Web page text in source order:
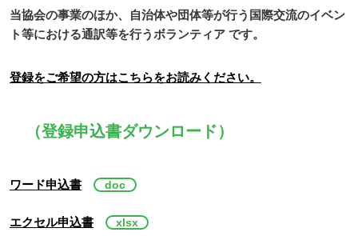
当協会の事業のほか、自治体や団体等が行う国際交流のイベン
ト等における通訳等を行うボランティア です。
登録をご希望の方はこちらをお読みください。
（登録申込書ダウンロード）
ワード申込書
エクセル申込書